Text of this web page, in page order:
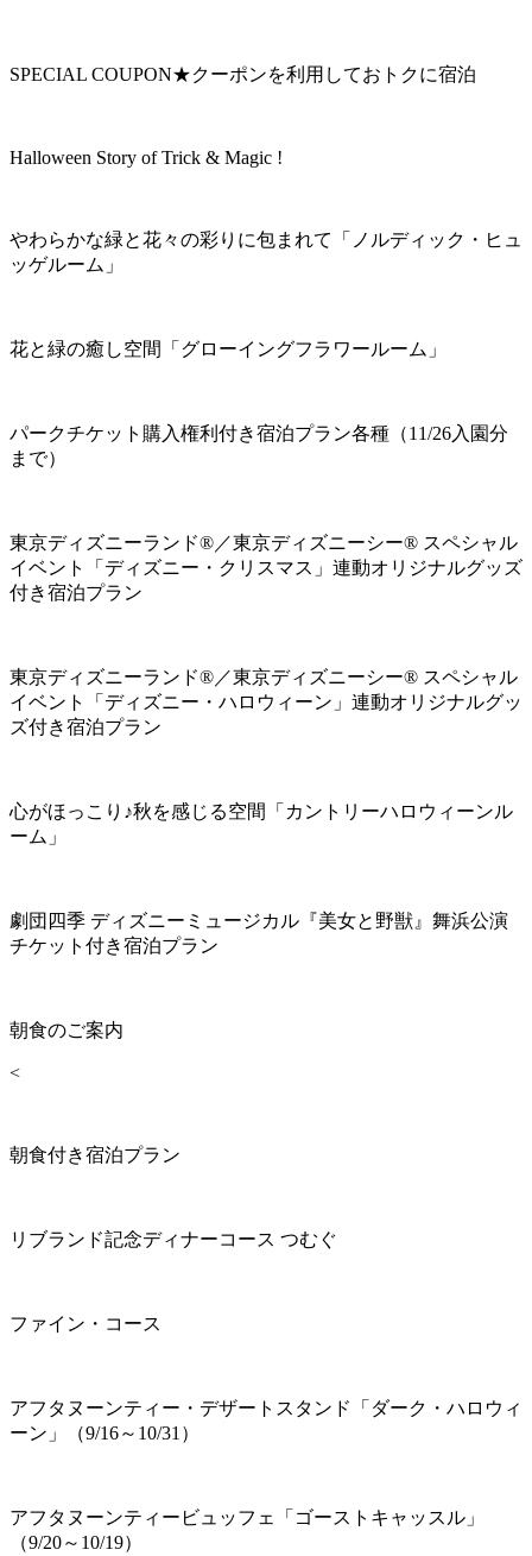
SPECIAL COUPON★クーポンを利用しておトクに宿泊
Halloween Story of Trick & Magic !
やわらかな緑と花々の彩りに包まれて「ノルディック・ヒュ
ッゲルーム」
花と緑の癒し空間「グローイングフラワールーム」
パークチケット購入権利付き宿泊プラン各種（11/26入園分
まで）
東京ディズニーランド®／東京ディズニーシー® スペシャル
イベント「ディズニー・クリスマス」連動オリジナルグッズ
付き宿泊プラン
東京ディズニーランド®／東京ディズニーシー® スペシャル
イベント「ディズニー・ハロウィーン」連動オリジナルグッ
ズ付き宿泊プラン
心がほっこり♪秋を感じる空間「カントリーハロウィーンル
ーム」
劇団四季 ディズニーミュージカル『美女と野獣』舞浜公演
チケット付き宿泊プラン
朝食のご案内
<
朝食付き宿泊プラン
リブランド記念ディナーコース つむぐ
ファイン・コース
アフタヌーンティー・デザートスタンド「ダーク・ハロウィ
ーン」（9/16～10/31）
アフタヌーンティービュッフェ「ゴーストキャッスル」
（9/20～10/19）